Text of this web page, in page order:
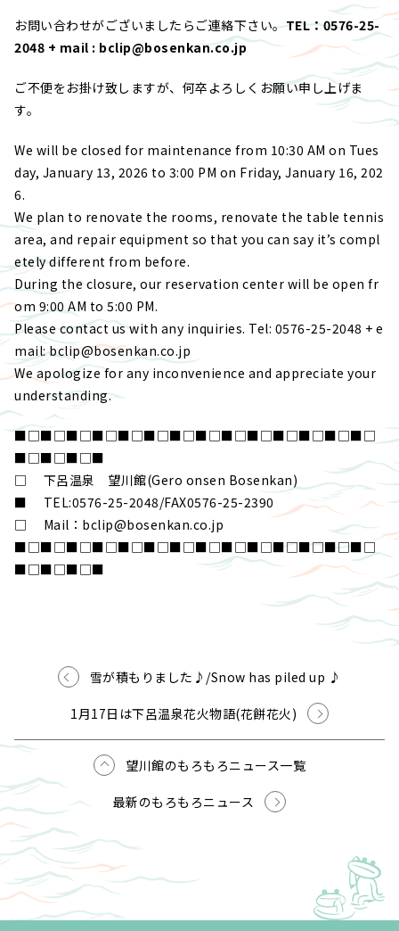
お問い合わせがございましたらご連絡下さい。TEL：0576-25-
2048 + mail : bclip@bosenkan.co.jp
ご不便をお掛け致しますが、何卒よろしくお願い申し上げま
す。
We will be closed for maintenance from 10:30 AM on Tues
day, January 13, 2026 to 3:00 PM on Friday, January 16, 202
6.
We plan to renovate the rooms, renovate the table tennis
area, and repair equipment so that you can say it’s compl
etely different from before.
During the closure, our reservation center will be open fr
om 9:00 AM to 5:00 PM.
Please contact us with any inquiries. Tel: 0576-25-2048 + e
mail: bclip@bosenkan.co.jp
We apologize for any inconvenience and appreciate your
understanding.
■□■□■□■□■□■□■□■□■□■□■□■□■□■□
■□■□■□■
□ 下呂温泉 望川館(Gero onsen Bosenkan)
■ TEL:0576-25-2048/FAX0576-25-2390
□ Mail：bclip@bosenkan.co.jp
■□■□■□■□■□■□■□■□■□■□■□■□■□■□
■□■□■□■
雪が積もりました♪/Snow has piled up ♪
1月17日は下呂温泉花火物語(花餅花火)
望川館のもろもろニュース一覧
最新のもろもろニュース